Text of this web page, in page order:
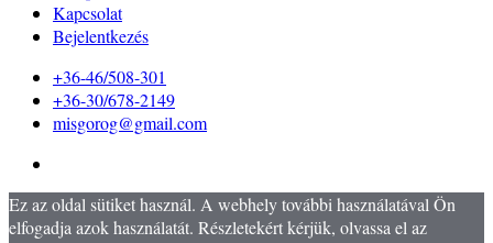
Kapcsolat
Bejelentkezés
+36-46/508-301
+36-30/678-2149
misgorog@gmail.com
Ez az oldal sütiket használ. A webhely további használatával Ön
elfogadja azok használatát. Részletekért kérjük, olvassa el az